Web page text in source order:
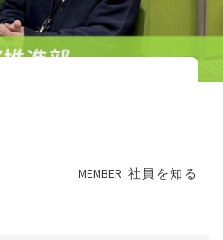
MEMBER 社員を知る